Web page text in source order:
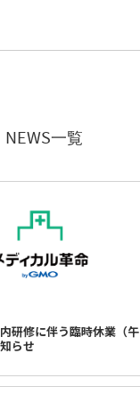
NEWS一覧
研修に伴う臨時休業（午
らせ